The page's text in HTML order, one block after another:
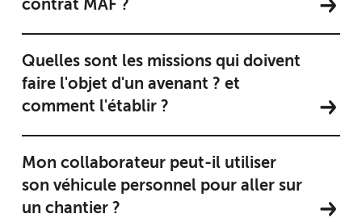
contrat MAF ?
Quelles sont les missions qui doivent
faire l'objet d'un avenant ? et
comment l'établir ?
Mon collaborateur peut-il utiliser
son véhicule personnel pour aller sur
un chantier ?